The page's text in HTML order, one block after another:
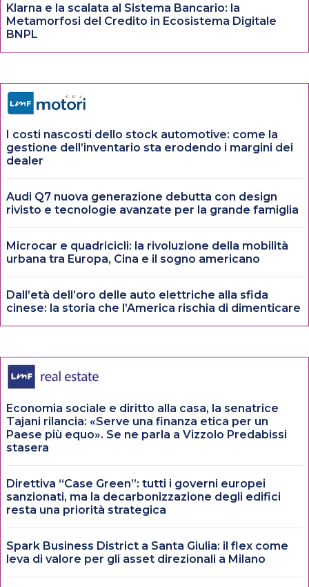
Klarna e la scalata al Sistema Bancario: la
Metamorfosi del Credito in Ecosistema Digitale
BNPL
I costi nascosti dello stock automotive: come la
gestione dell’inventario sta erodendo i margini dei
dealer
Audi Q7 nuova generazione debutta con design
rivisto e tecnologie avanzate per la grande famiglia
Microcar e quadricicli: la rivoluzione della mobilità
urbana tra Europa, Cina e il sogno americano
Dall’età dell’oro delle auto elettriche alla sfida
cinese: la storia che l’America rischia di dimenticare
Economia sociale e diritto alla casa, la senatrice
Tajani rilancia: «Serve una finanza etica per un
Paese più equo». Se ne parla a Vizzolo Predabissi
stasera
Direttiva “Case Green”: tutti i governi europei
sanzionati, ma la decarbonizzazione degli edifici
resta una priorità strategica
Spark Business District a Santa Giulia: il flex come
leva di valore per gli asset direzionali a Milano